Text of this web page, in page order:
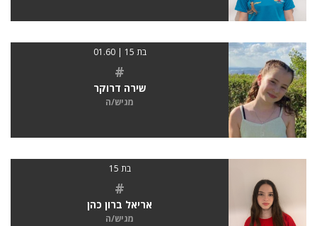
בת 15 | 01.60
#
שירה דרוקר
מגיש/ה
בת 15
#
אריאל ברון כהן
מגיש/ה